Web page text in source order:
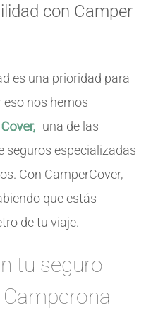
con Camper
es una prioridad para
eso nos hemos
una de las
seguros especializadas
Con CamperCover,
que estás
de tu viaje.
tu seguro